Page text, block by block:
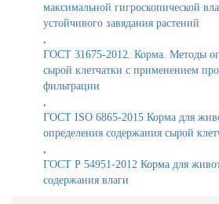
максимальной гигроскопической
устойчивого завядания растений
ГОСТ 31675-2012. Корма. Методы
сырой клетчатки с применением
фильтрации
ГОСТ ISO 6865-2015 Корма для
определения содержания сырой
ГОСТ Р 54951-2012 Корма для
содержания влаги